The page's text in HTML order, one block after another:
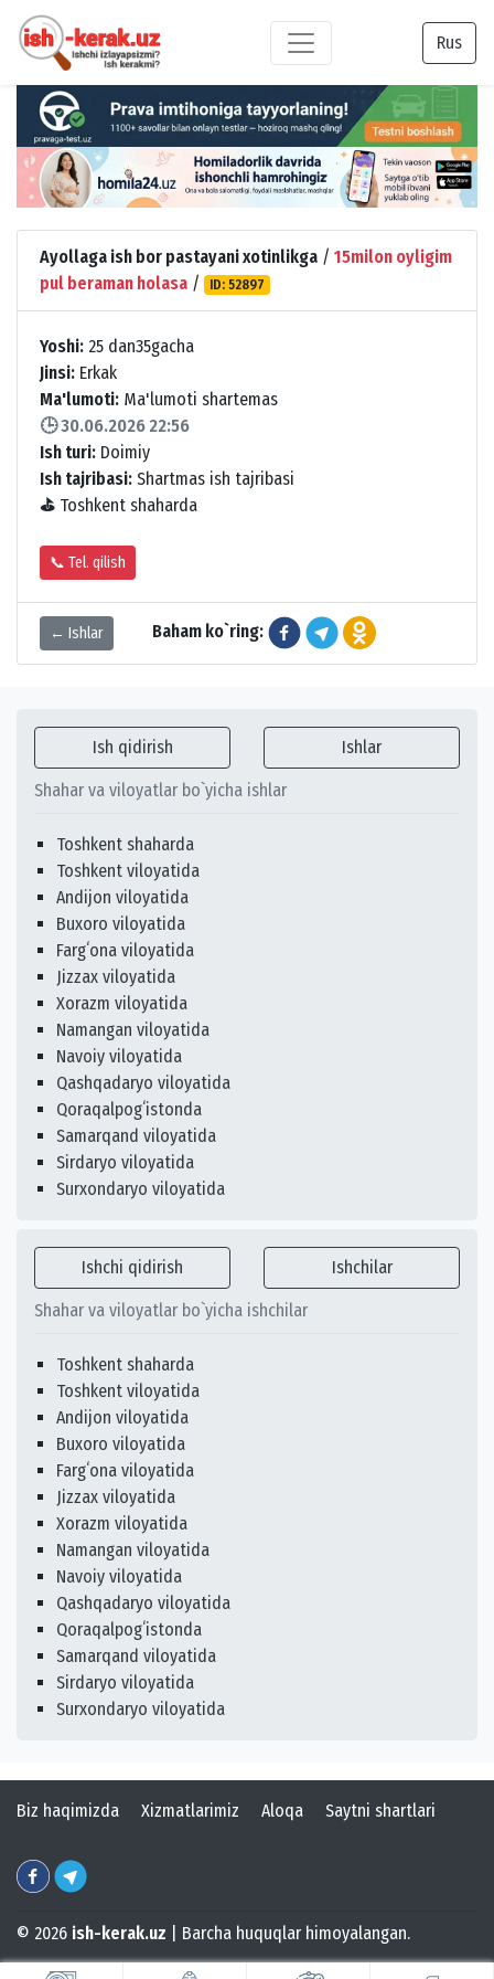
Rus
Ayollaga ish bor pastayani xotinlikga / 15milon oyligim
pul beraman holasa / ID: 52897
Yoshi: 25 dan35gacha
Jinsi: Erkak
Ma'lumoti: Ma'lumoti shartemas
🕒 30.06.2026 22:56
Ish turi: Doimiy
Ish tajribasi: Shartmas ish tajribasi
⛳ Toshkent shaharda
📞 Tel. qilish
← Ishlar Baham ko`ring:
Ish qidirish Ishlar
Shahar va viloyatlar bo`yicha ishlar
Toshkent shaharda
Toshkent viloyatida
Andijon viloyatida
Buxoro viloyatida
Fargʻona viloyatida
Jizzax viloyatida
Xorazm viloyatida
Namangan viloyatida
Navoiy viloyatida
Qashqadaryo viloyatida
Qoraqalpogʻistonda
Samarqand viloyatida
Sirdaryo viloyatida
Surxondaryo viloyatida
Ishchi qidirish Ishchilar
Shahar va viloyatlar bo`yicha ishchilar
Toshkent shaharda
Toshkent viloyatida
Andijon viloyatida
Buxoro viloyatida
Fargʻona viloyatida
Jizzax viloyatida
Xorazm viloyatida
Namangan viloyatida
Navoiy viloyatida
Qashqadaryo viloyatida
Qoraqalpogʻistonda
Samarqand viloyatida
Sirdaryo viloyatida
Surxondaryo viloyatida
Biz haqimizda Xizmatlarimiz Aloqa Saytni shartlari
© 2026 ish-kerak.uz | Barcha huquqlar himoyalangan.